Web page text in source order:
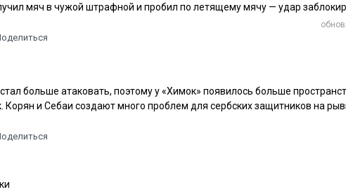
мяч в чужой штрафной и пробил по летящему мячу — удар
больше атаковать, поэтому у «Химок» появилось больше
Корян и Себаи создают много проблем для сербских защитников на